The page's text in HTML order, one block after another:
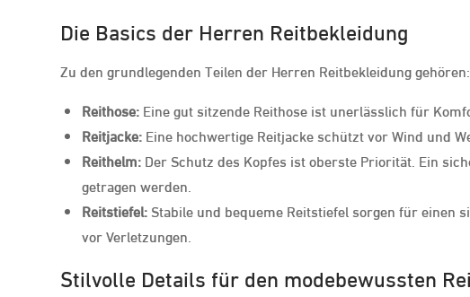
Die Basics der Herren Reitbekleidung
Zu den grundlegenden Teilen der Herren Reitbekleidung gehören:
Reithose: Eine gut sitzende Reithose ist unerlässlich für
Reitjacke: Eine hochwertige Reitjacke schützt vor Wind und
Reithelm: Der Schutz des Kopfes ist oberste Priorität. Ein
getragen werden.
Reitstiefel: Stabile und bequeme Reitstiefel sorgen für einen
vor Verletzungen.
Stilvolle Details für den modebewussten